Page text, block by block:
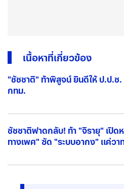
เนื้อหาที่เกี่ยวข้อง
"ชัชชาติ" ท้าพิสูจน์ ยินดีให้ ป.ป.ช.
กทม.
ชัชชาติฟาดกลับ! ท้า "จิรายุ" เปิ
ทางเพศ" ซัด "ระบบอากง" แค่วา